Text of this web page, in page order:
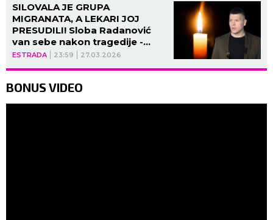
ESTRADA 23:59 27.03.2026
SILOVALA JE GRUPA
MIGRANATA, A LEKARI JOJ
PRESUDILI! Sloba Radanović
van sebe nakon tragedije -
ČISTA SATANSKA
BONUS VIDEO